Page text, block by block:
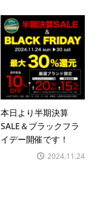
本日より半期決算
SALE＆ブラックフラ
イデー開催です！
2024.11.24